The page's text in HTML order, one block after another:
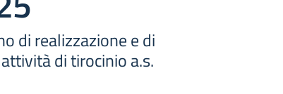
di realizzazione e di
di tirocinio a.s.